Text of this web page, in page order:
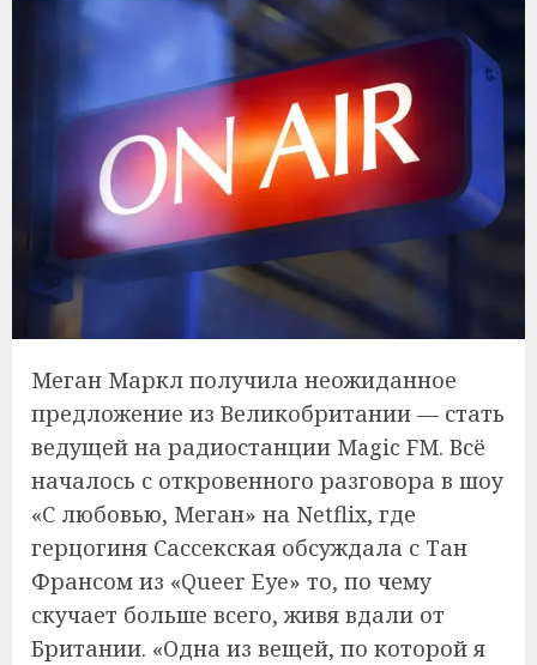
Меган Маркл получила неожиданное
предложение из Великобритании — стать
ведущей на радиостанции Magic FM. Всё
началось с откровенного разговора в шоу
«С любовью, Меган» на Netflix, где
герцогиня Сассекская обсуждала с Тан
Франсом из «Queer Eye» то, по чему
скучает больше всего, живя вдали от
Британии. «Одна из вещей, по которой я